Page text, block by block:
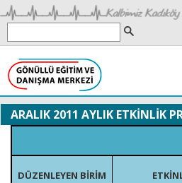
ARALIK 2011 AYLIK ETKİNLİK
DÜZENLEYEN BİRİM